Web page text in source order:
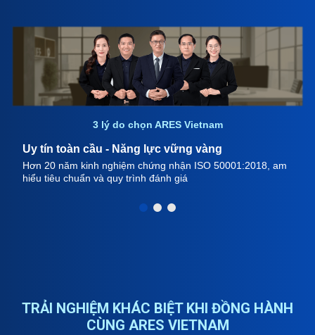
3 lý do chọn ARES Vietnam
Uy tín toàn cầu - Năng lực vững vàng
Hơn 20 năm kinh nghiệm chứng nhận ISO 50001:2018, am
hiểu tiêu chuẩn và quy trình đánh giá
TRẢI NGHIỆM KHÁC BIỆT KHI ĐỒNG HÀNH
CÙNG ARES VIETNAM